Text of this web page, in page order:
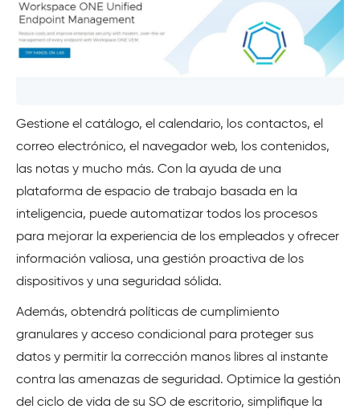
Gestione el catálogo, el calendario, los contactos, el
correo electrónico, el navegador web, los contenidos,
las notas y mucho más. Con la ayuda de una
plataforma de espacio de trabajo basada en la
inteligencia, puede automatizar todos los procesos
para mejorar la experiencia de los empleados y ofrecer
información valiosa, una gestión proactiva de los
dispositivos y una seguridad sólida.
Además, obtendrá políticas de cumplimiento
granulares y acceso condicional para proteger sus
datos y permitir la corrección manos libres al instante
contra las amenazas de seguridad. Optimice la gestión
del ciclo de vida de su SO de escritorio, simplifique la